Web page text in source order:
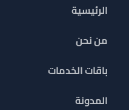
الرئيسية
من نحن
باقات الخدمات
المدونة